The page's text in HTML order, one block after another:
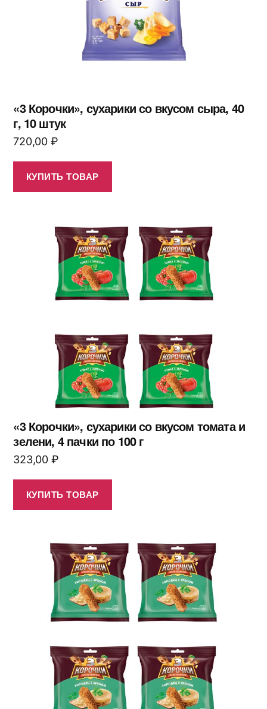
«3 Корочки», сухарики со вкусом сыра, 40
г, 10 штук
720,00 ₽
КУПИТЬ ТОВАР
«3 Корочки», сухарики со вкусом томата и
зелени, 4 пачки по 100 г
323,00 ₽
КУПИТЬ ТОВАР